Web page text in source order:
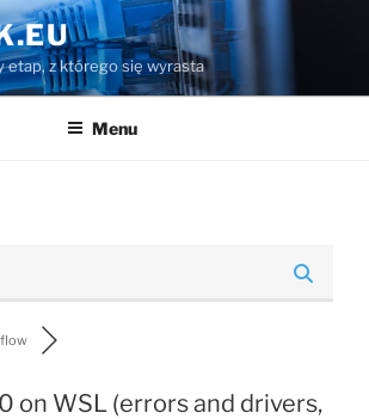
etap, z którego się wyrasta
Menu
on WSL (errors and drivers,